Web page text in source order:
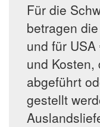
Für die
betragen
und für
und
abgeführt
gestellt